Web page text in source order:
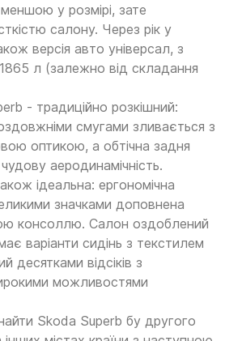
у розмірі, зате
салону. Через рік у
версія авто універсал, з
л (залежно від складання
- традиційно розкішний:
смугами зливається з
оптикою, а обтічна задня
аеродинамічність.
ідеальна: ергономічна
значками доповнена
консоллю. Салон оздоблений
варіанти сидінь з текстилем
десятками відсіків з
можливостями
Skoda Superb бу другого